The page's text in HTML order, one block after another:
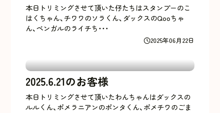
2025年06月22日
本日トリミングさせて頂いた仔たちはスタンプーのこ
はくちゃん、チワワのソラくん、ダックスのQooちゃ
ん、ベンガルのライチち･･･
2025.6.21のお客様
本日トリミングさせて頂いたわんちゃんはダックスの
ルルくん、ポメラニアンのポンタくん、ポメチワのごま